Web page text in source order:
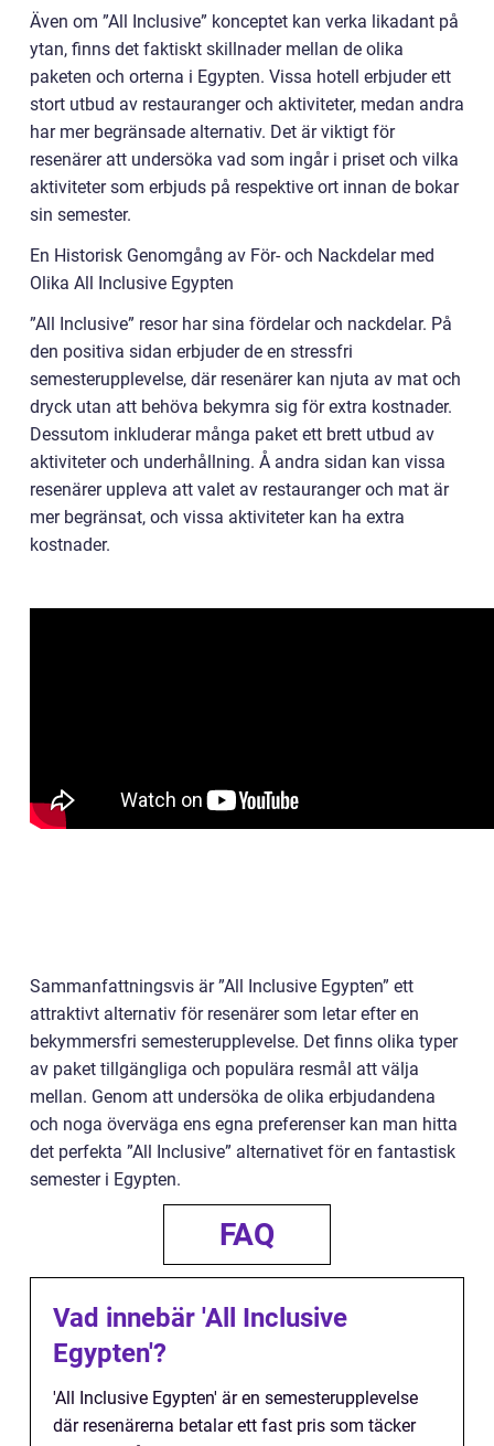
Även om ”All Inclusive” konceptet kan verka likadant på
ytan, finns det faktiskt skillnader mellan de olika
paketen och orterna i Egypten. Vissa hotell erbjuder ett
stort utbud av restauranger och aktiviteter, medan andra
har mer begränsade alternativ. Det är viktigt för
resenärer att undersöka vad som ingår i priset och vilka
aktiviteter som erbjuds på respektive ort innan de bokar
sin semester.
En Historisk Genomgång av För- och Nackdelar med
Olika All Inclusive Egypten
”All Inclusive” resor har sina fördelar och nackdelar. På
den positiva sidan erbjuder de en stressfri
semesterupplevelse, där resenärer kan njuta av mat och
dryck utan att behöva bekymra sig för extra kostnader.
Dessutom inkluderar många paket ett brett utbud av
aktiviteter och underhållning. Å andra sidan kan vissa
resenärer uppleva att valet av restauranger och mat är
mer begränsat, och vissa aktiviteter kan ha extra
kostnader.
Sammanfattningsvis är ”All Inclusive Egypten” ett
attraktivt alternativ för resenärer som letar efter en
bekymmersfri semesterupplevelse. Det finns olika typer
av paket tillgängliga och populära resmål att välja
mellan. Genom att undersöka de olika erbjudandena
och noga överväga ens egna preferenser kan man hitta
det perfekta ”All Inclusive” alternativet för en fantastisk
semester i Egypten.
FAQ
Vad innebär 'All Inclusive
Egypten'?
'All Inclusive Egypten' är en semesterupplevelse
där resenärerna betalar ett fast pris som täcker